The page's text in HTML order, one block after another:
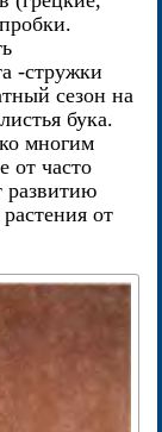
-стружки
сезон на
бука.
многим
от часто
развитию
от